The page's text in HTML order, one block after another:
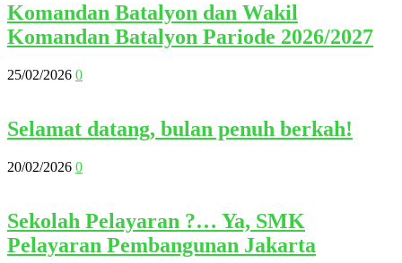
Komandan Batalyon dan Wakil
Komandan Batalyon Pariode 2026/2027
25/02/2026 0
Selamat datang, bulan penuh berkah!
20/02/2026 0
Sekolah Pelayaran ?… Ya, SMK
Pelayaran Pembangunan Jakarta